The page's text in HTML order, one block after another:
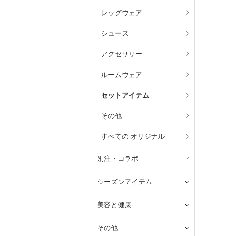
レッグウェア
シューズ
アクセサリー
ルームウェア
セットアイテム
その他
すべての オリジナル
別注・コラボ
シーズンアイテム
美容と健康
その他